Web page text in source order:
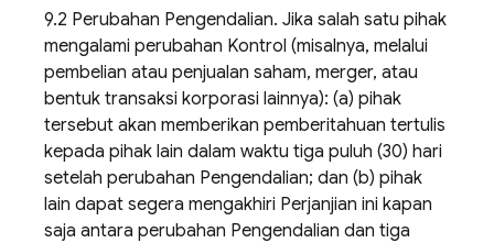
9.2 Perubahan Pengendalian. Jika salah satu pihak
mengalami perubahan Kontrol (misalnya, melalui
pembelian atau penjualan saham, merger, atau
bentuk transaksi korporasi lainnya): (a) pihak
tersebut akan memberikan pemberitahuan tertulis
kepada pihak lain dalam waktu tiga puluh (30) hari
setelah perubahan Pengendalian; dan (b) pihak
lain dapat segera mengakhiri Perjanjian ini kapan
saja antara perubahan Pengendalian dan tiga